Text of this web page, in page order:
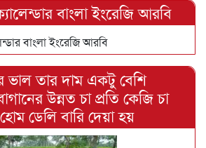
বাংলা ইংরেজি আরবি
ভাল তার দাম একটু বেশি
উন্নত চা প্রতি কেজি চা
ডেলি বারি দেয়া হয়